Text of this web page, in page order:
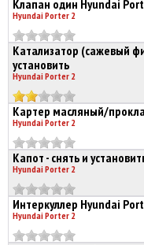
Клапан один Hyundai
Hyundai Porter 2
Катализатор (сажевый
установить
Hyundai Porter 2
Картер масляный/
Hyundai Porter 2
Капот - снять и
Hyundai Porter 2
Интеркуллер Hyundai
Hyundai Porter 2